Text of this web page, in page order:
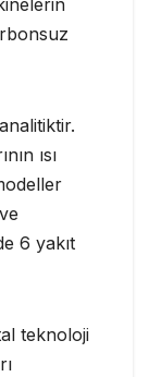
ısı
6 yakıt
teknoloji